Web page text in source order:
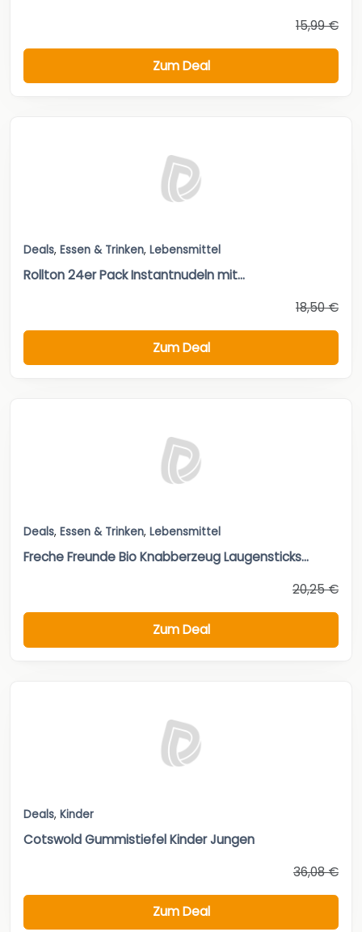
15,99 €
Zum Deal
Deals, Essen & Trinken, Lebensmittel
Rollton 24er Pack Instantnudeln mit...
18,50 €
Zum Deal
Deals, Essen & Trinken, Lebensmittel
Freche Freunde Bio Knabberzeug Laugensticks...
20,25 €
Zum Deal
Deals, Kinder
Cotswold Gummistiefel Kinder Jungen
36,08 €
Zum Deal